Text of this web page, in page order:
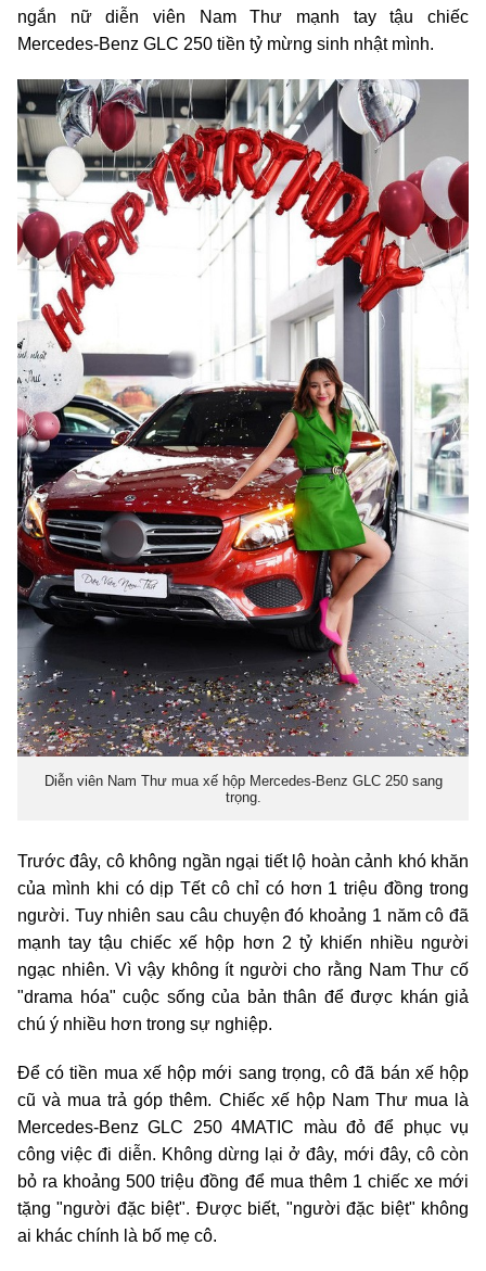
ngắn nữ diễn viên Nam Thư mạnh tay tậu chiếc
Mercedes-Benz GLC 250 tiền tỷ mừng sinh nhật mình.
Diễn viên Nam Thư mua xế hộp Mercedes-Benz GLC 250 sang
trọng.
Trước đây, cô không ngần ngại tiết lộ hoàn cảnh khó khăn
của mình khi có dịp Tết cô chỉ có hơn 1 triệu đồng trong
người. Tuy nhiên sau câu chuyện đó khoảng 1 năm cô đã
mạnh tay tậu chiếc xế hộp hơn 2 tỷ khiến nhiều người
ngạc nhiên. Vì vậy không ít người cho rằng Nam Thư cố
"drama hóa" cuộc sống của bản thân để được khán giả
chú ý nhiều hơn trong sự nghiệp.
Để có tiền mua xế hộp mới sang trọng, cô đã bán xế hộp
cũ và mua trả góp thêm. Chiếc xế hộp Nam Thư mua là
Mercedes-Benz GLC 250 4MATIC màu đỏ để phục vụ
công việc đi diễn. Không dừng lại ở đây, mới đây, cô còn
bỏ ra khoảng 500 triệu đồng để mua thêm 1 chiếc xe mới
tặng "người đặc biệt". Được biết, "người đặc biệt" không
ai khác chính là bố mẹ cô.